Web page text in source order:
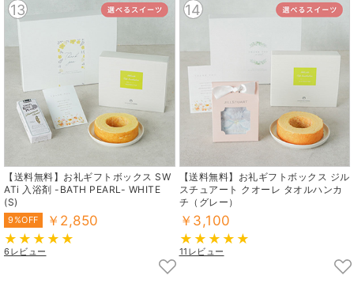
13
【送料無料】お礼ギフトボックス SW
ATi 入浴剤 -BATH PEARL- WHITE
(S)
9%OFF ￥2,850
6レビュー
14
【送料無料】お礼ギフトボックス ジル
スチュアート クオーレ タオルハンカ
チ（グレー）
￥3,100
11レビュー